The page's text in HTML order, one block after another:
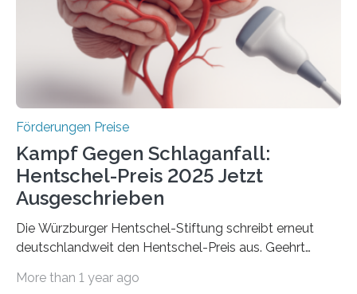
Innovationstag Mittelstand 2025 am 5. Juni 2025 in
Berlin überbrachte das Bundesministerium für
Wirtschaft und Energie eine gute Nachricht:
Überplanmäßige Verpflichtungsermächtigungen in
Förderungen Preise
Kampf Gegen Schlaganfall:
Hentschel-Preis 2025 Jetzt
Ausgeschrieben
Die Würzburger Hentschel-Stiftung schreibt erneut
deutschlandweit den Hentschel-Preis aus. Geehrt
hochrangige wissenschaftliche Publikation zum Thema
More than 1 year ago